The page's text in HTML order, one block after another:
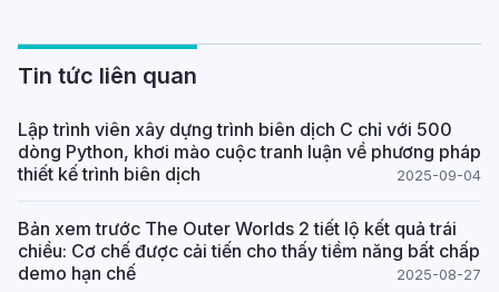
Tin tức liên quan
Lập trình viên xây dựng trình biên dịch C chỉ với 500
dòng Python, khơi mào cuộc tranh luận về phương pháp
thiết kế trình biên dịch
2025-09-04
Bản xem trước The Outer Worlds 2 tiết lộ kết quả trái
chiều: Cơ chế được cải tiến cho thấy tiềm năng bất chấp
demo hạn chế
2025-08-27